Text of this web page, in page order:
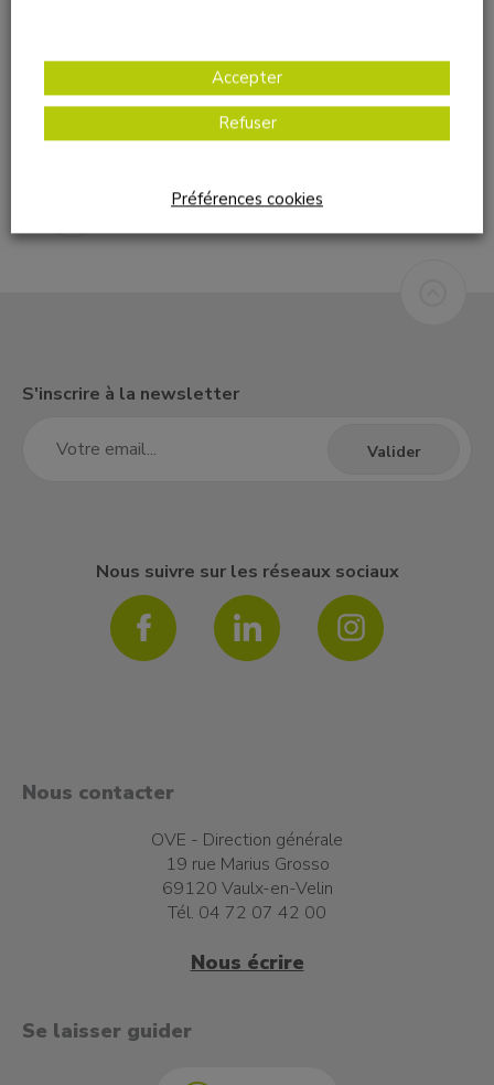
Imprimer
S'inscrire à la newsletter
Nous suivre sur les réseaux sociaux
Nous contacter
OVE - Direction générale
19 rue Marius Grosso
69120 Vaulx-en-Velin
Tél. 04 72 07 42 00
Nous écrire
Se laisser guider
Accepter
Refuser
Préférences cookies